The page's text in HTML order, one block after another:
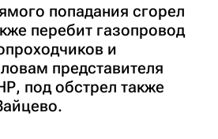
попадания сгорел
перебит газопровод
и
представителя
под обстрел также